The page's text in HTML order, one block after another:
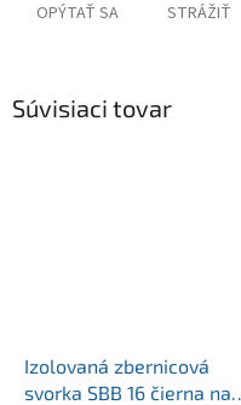
OPÝTAŤ SA STRÁŽIŤ
Súvisiaci tovar
Izolovaná zbernicová
svorka SBB 16 čierna na